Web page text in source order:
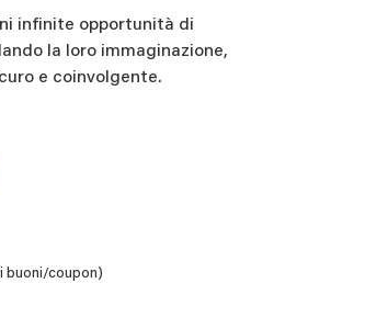
infinite opportunità di
la loro immaginazione,
e coinvolgente.
buoni/coupon)